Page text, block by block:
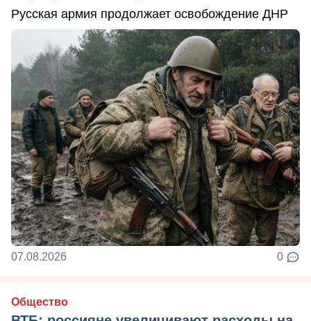
Русская армия продолжает освобождение ДНР
07.08.2026 0
Общество